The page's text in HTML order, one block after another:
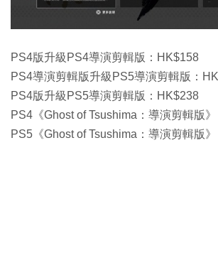
PS4版升級PS4導演剪輯版：HK$158
PS4導演剪輯版升級PS5導演剪輯版：
PS4版升級PS5導演剪輯版：HK$238
PS4《Ghost of Tsushima：導演剪輯版
PS5《Ghost of Tsushima：導演剪輯版